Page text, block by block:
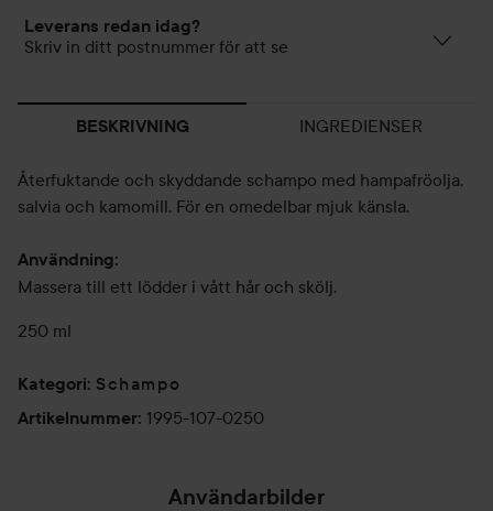
Leverans redan idag?
Skriv in ditt postnummer för att se
BESKRIVNING INGREDIENSER
Återfuktande och skyddande schampo med hampafröolja,
salvia och kamomill. För en omedelbar mjuk känsla.
Användning:
Massera till ett lödder i vått hår och skölj.
250 ml
Kategori: Schampo
Artikelnummer: 1995-107-0250
Användarbilder